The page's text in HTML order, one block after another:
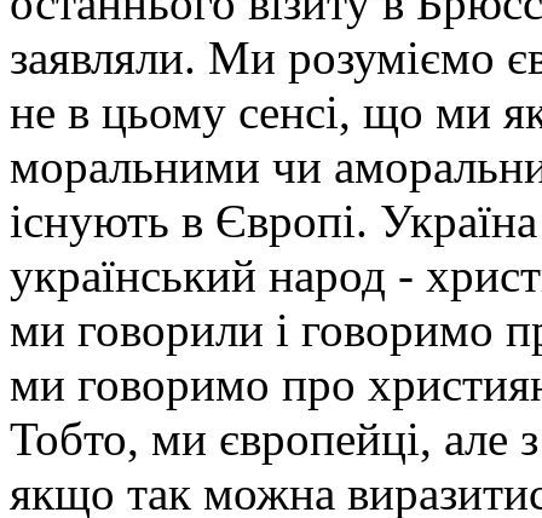
заявляли. Ми розуміємо
не в цьому сенсі, що ми
моральними чи
існують в Європі.
український народ -
ми говорили і говоримо
ми говоримо про
Тобто, ми європейці, але
якщо так можна